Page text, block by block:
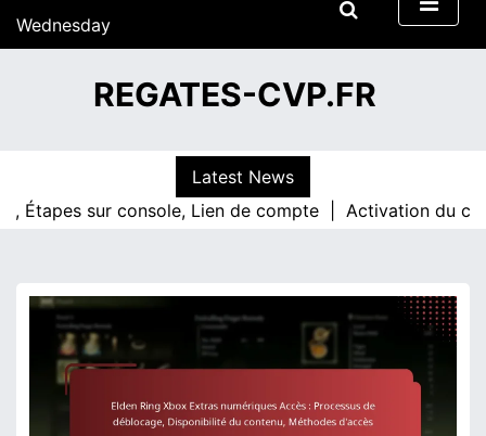
Wednesday
15/07/2026
REGATES-CVP.FR
Latest News
sur console, Lien de compte |Activation du code